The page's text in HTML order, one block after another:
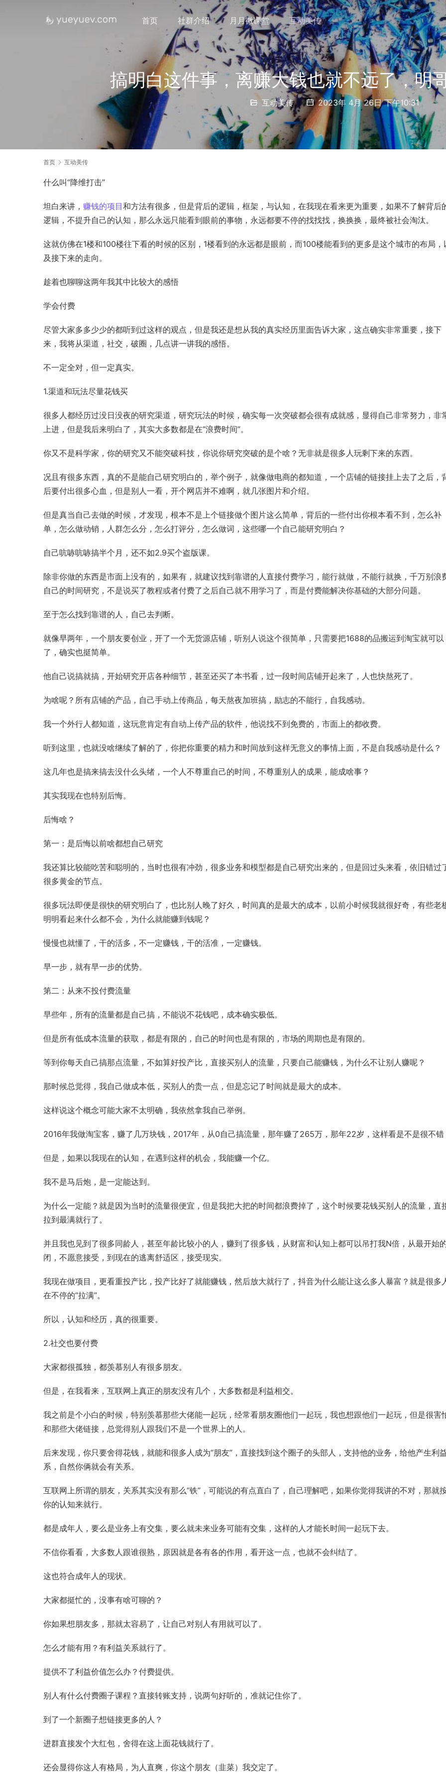
首页 社群介绍 月月微课堂 互动美传
搞明白这件事，离赚大钱也就不远了，明
互动美传 2023年 4月 26日 下午10:31
首页 互动美传
什么叫“降维打击”
坦白来讲， 赚钱的项目和方法有很多，但是背后的逻辑，框架，与认知，在我现在看来更为重要，如果不了解背后
逻辑，不提升自己的认知，那么永远只能看到眼前的事物，永远都要不停的找找找，换换换，最终被社会淘汰。
这就仿佛在1楼和100楼往下看的时候的区别，1楼看到的永远都是眼前，而100楼能看到的更多是这个城市的布局，
及接下来的走向。
趁着也聊聊这两年我其中比较大的感悟
学会付费
尽管大家多多少少的都听到过这样的观点，但是我还是想从我的真实经历里面告诉大家，这点确实非常重要，接下
来，我将从渠道，社交，破圈，几点讲一讲我的感悟。
不一定全对，但一定真实。
1.渠道和玩法尽量花钱买
很多人都经历过没日没夜的研究渠道，研究玩法的时候，确实每一次突破都会很有成就感，显得自己非常努力，非
上进，但是我后来明白了，其实大多数都是在“浪费时间”。
你又不是科学家，你的研究又不能突破科技，你说你研究突破的是个啥？无非就是很多人玩剩下来的东西。
况且有很多东西，真的不是能自己研究明白的，举个例子，就像做电商的都知道，一个店铺的链接挂上去了之后，
后要付出很多心血，但是别人一看，开个网店并不难啊，就几张图片和介绍。
但是真当自己去做的时候，才发现，根本不是上个链接做个图片这么简单，背后的一些付出你根本看不到，怎么补
单，怎么做动销，人群怎么分，怎么打评分，怎么做词，这些哪一个自己能研究明白？
自己吭哧吭哧搞半个月，还不如2.9买个盗版课。
除非你做的东西是市面上没有的，如果有，就建议找到靠谱的人直接付费学习，能行就做，不能行就换，千万别浪
自己的时间研究，不是说买了教程或者付费了之后自己就不用学习了，而是付费能解决你基础的大部分问题。
至于怎么找到靠谱的人，自己去判断。
就像早两年，一个朋友要创业，开了一个无货源店铺，听别人说这个很简单，只需要把1688的品搬运到淘宝就可以
了，确实也挺简单。
他自己说搞就搞，开始研究开店各种细节，甚至还买了本书看，过一段时间店铺开起来了，人也快熬死了。
为啥呢？所有店铺的产品，自己手动上传商品，每天熬夜加班搞，励志的不能行，自我感动。
我一个外行人都知道，这玩意肯定有自动上传产品的软件，他说找不到免费的，市面上的都收费。
听到这里，也就没啥继续了解的了，你把你重要的精力和时间放到这样无意义的事情上面，不是自我感动是什么？
这几年也是搞来搞去没什么头绪，一个人不尊重自己的时间，不尊重别人的成果，能成啥事？
其实我现在也特别后悔。
后悔啥？
第一：是后悔以前啥都想自己研究
我还算比较能吃苦和聪明的，当时也很有冲劲，很多业务和模型都是自己研究出来的，但是回过头来看，依旧错过
很多黄金的节点。
很多玩法即便是很快的研究明白了，也比别人晚了好久，时间真的是最大的成本，以前小时候我就很好奇，有些老
明明看起来什么都不会，为什么就能赚到钱呢？
慢慢也就懂了，干的活多，不一定赚钱，干的活准，一定赚钱。
早一步，就有早一步的优势。
第二：从来不投付费流量
早些年，所有的流量都是自己搞，不能说不花钱吧，成本确实极低。
但是所有低成本流量的获取，都是有限的，自己的时间也是有限的，市场的周期也是有限的。
等到你每天自己搞那点流量，不如算好投产比，直接买别人的流量，只要自己能赚钱，为什么不让别人赚呢？
那时候总觉得，我自己做成本低，买别人的贵一点，但是忘记了时间就是最大的成本。
这样说这个概念可能大家不太明确，我依然拿我自己举例。
2016年我做淘宝客，赚了几万块钱，2017年，从0自己搞流量，那年赚了265万，那年22岁，这样看是不是很不错
但是，如果以我现在的认知，在遇到这样的机会，我能赚一个亿。
我不是马后炮，是一定能达到。
为什么一定能？就是因为当时的流量很便宜，但是我把大把的时间都浪费掉了，这个时候要花钱买别人的流量，直
拉到最满就行了。
并且我也见到了很多同龄人，甚至年龄比较小的人，赚到了很多钱，从财富和认知上都可以吊打我N倍，从最开始
闭，不愿意接受，到现在的逃离舒适区，接受现实。
我现在做项目，更看重投产比，投产比好了就能赚钱，然后放大就行了，抖音为什么能让这么多人暴富？就是很多
在不停的“拉满”。
所以，认知和经历，真的很重要。
2.社交也要付费
大家都很孤独，都羡慕别人有很多朋友。
但是，在我看来，互联网上真正的朋友没有几个，大多数都是利益相交。
我之前是个小白的时候，特别羡慕那些大佬能一起玩，经常看朋友圈他们一起玩，我也想跟他们一起玩，但是很害
和那些大佬链接，总觉得别人跟我们不是一个世界上的人。
后来发现，你只要舍得花钱，就能和很多人成为“朋友”，直接找到这个圈子的头部人，支持他的业务，给他产生利
系，自然你俩就会有关系。
互联网上所谓的朋友，关系其实没有那么“铁”，可能说的有点直白了，自己理解吧，如果你觉得我讲的不对，那就
你的认知来就行。
都是成年人，要么是业务上有交集，要么就未来业务可能有交集，这样的人才能长时间一起玩下去。
不信你看看，大多数人跟谁很熟，原因就是各有各的作用，看开这一点，也就不会纠结了。
这也符合成年人的现状。
大家都挺忙的，没事有啥可聊的？
你如果想朋友多，那就太容易了，让自己对别人有用就可以了。
怎么才能有用？有利益关系就行了。
提供不了利益价值怎么办？付费提供。
别人有什么付费圈子课程？直接转账支持，说两句好听的，准就记住你了。
到了一个新圈子想链接更多的人？
进群直接发个大红包，舍得在这上面花钱就行了。
还会显得你这人有格局，为人直爽，你这个朋友（韭菜）我交定了。